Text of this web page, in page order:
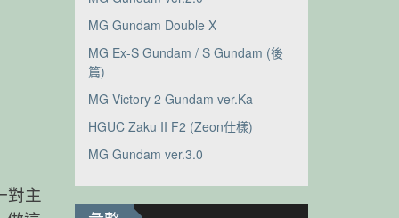
對主
MG Gundam Double X
MG Ex-S Gundam / S Gundam (後
篇)
MG Victory 2 Gundam ver.Ka
HGUC Zaku II F2 (Zeon仕樣)
MG Gundam ver.3.0